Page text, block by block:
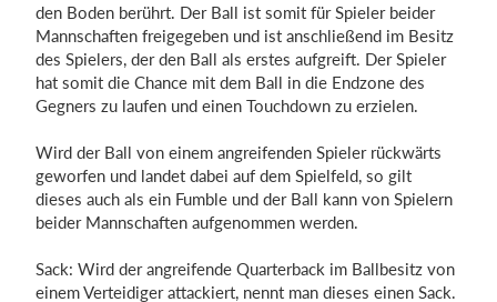
den Boden berührt. Der Ball ist somit für Spieler beider
Mannschaften freigegeben und ist anschließend im Besitz
des Spielers, der den Ball als erstes aufgreift. Der Spieler
hat somit die Chance mit dem Ball in die Endzone des
Gegners zu laufen und einen Touchdown zu erzielen.
Wird der Ball von einem angreifenden Spieler rückwärts
geworfen und landet dabei auf dem Spielfeld, so gilt
dieses auch als ein Fumble und der Ball kann von Spielern
beider Mannschaften aufgenommen werden.
Sack: Wird der angreifende Quarterback im Ballbesitz von
einem Verteidiger attackiert, nennt man dieses einen Sack.